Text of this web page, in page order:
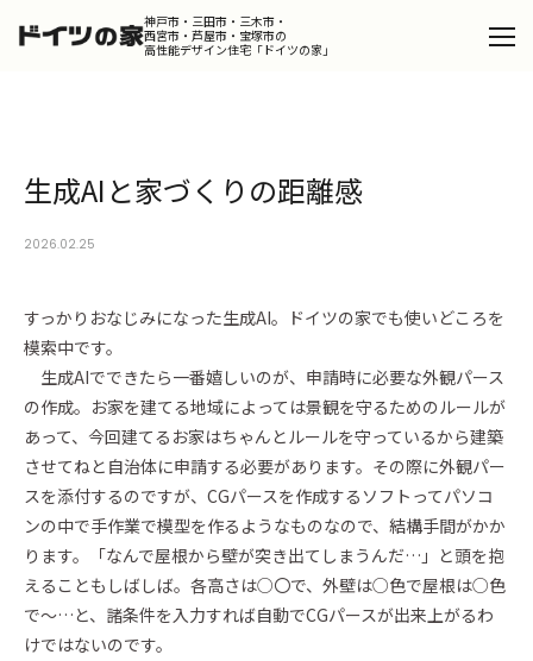
神戸市・三田市・三木市・
西宮市・芦屋市・宝塚市の
高性能デザイン住宅「ドイツの家」
Design
Works
施工事例
Portfolio
ポートフォリオ
Dialog
スタッフが語るドイツの家の魅力
Column
コラム
Event
イベント・お知らせ
Essay
エセ―
生成AIと家づくりの距離感
2026.02.25
すっかりおなじみになった生成AI。ドイツの家でも使いどころを
模索中です。
生成AIでできたら一番嬉しいのが、申請時に必要な外観パース
の作成。お家を建てる地域によっては景観を守るためのルールが
あって、今回建てるお家はちゃんとルールを守っているから建築
させてねと自治体に申請する必要があります。その際に外観パー
スを添付するのですが、CGパースを作成するソフトってパソコ
ンの中で手作業で模型を作るようなものなので、結構手間がかか
ります。「なんで屋根から壁が突き出てしまうんだ…」と頭を抱
えることもしばしば。各高さは○〇で、外壁は○色で屋根は○色
で～…と、諸条件を入力すれば自動でCGパースが出来上がるわ
けではないのです。